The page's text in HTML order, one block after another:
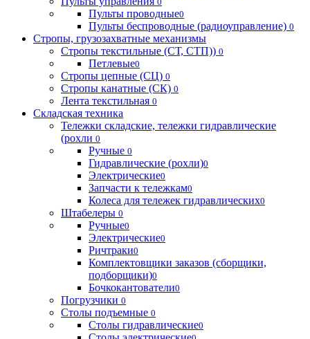
Пульты проводные0
Пульты беспроводные (радиоуправление) 0
Стропы, грузозахватные механизмы
Стропы текстильные (СТ, СТП)) 0
Петлевые0
Стропы цепные (СЦ) 0
Стропы канатные (СК) 0
Лента текстильная 0
Складская техника
Тележки складские, тележки гидравлические
(рохли 0
Ручные 0
Гидравлические (рохли)0
Электрические0
Запчасти к тележкам0
Колеса для тележек гидравлических0
Штабелеры 0
Ручные0
Электрические0
Ричтраки0
Комплектовщики заказов (сборщики,
подборщики)0
Бочкокантователи0
Погрузчики 0
Столы подъемные 0
Столы гидравлические0